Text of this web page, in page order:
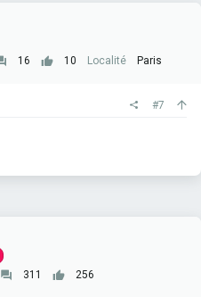
16 10 Localité Paris
#7
311
256